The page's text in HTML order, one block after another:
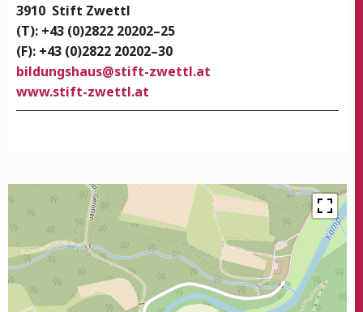
3910 Stift Zwettl
(T): +43 (0)2822 20202–25
(F): +43 (0)2822 20202–30
bildungshaus@stift-zwettl.at
www.stift-zwettl.at